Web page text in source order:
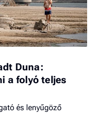
Duna:
a folyó teljes
és lenyűgöző